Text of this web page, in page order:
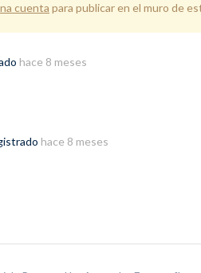
cuenta para publicar en el muro de
hace 8 meses
hace 8 meses